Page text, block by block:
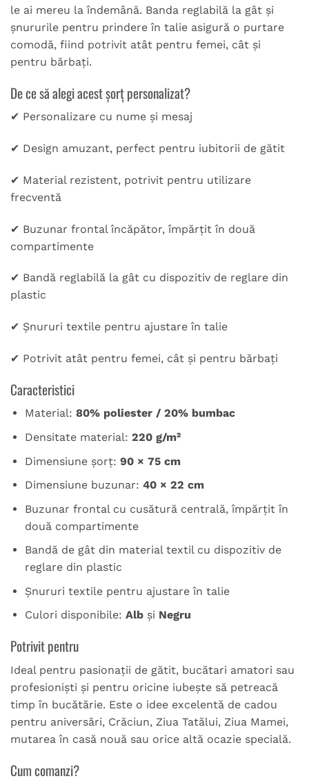
le ai mereu la îndemână. Banda reglabilă la gât și
șnururile pentru prindere în talie asigură o purtare
comodă, fiind potrivit atât pentru femei, cât și
pentru bărbați.
De ce să alegi acest șorț personalizat?
✔ Personalizare cu nume și mesaj
✔ Design amuzant, perfect pentru iubitorii de gătit
✔ Material rezistent, potrivit pentru utilizare
frecventă
✔ Buzunar frontal încăpător, împărțit în două
compartimente
✔ Bandă reglabilă la gât cu dispozitiv de reglare din
plastic
✔ Șnururi textile pentru ajustare în talie
✔ Potrivit atât pentru femei, cât și pentru bărbați
Caracteristici
Material: 80% poliester / 20% bumbac
Densitate material: 220 g/m²
Dimensiune șorț: 90 × 75 cm
Dimensiune buzunar: 40 × 22 cm
Buzunar frontal cu cusătură centrală, împărțit în
două compartimente
Bandă de gât din material textil cu dispozitiv de
reglare din plastic
Șnururi textile pentru ajustare în talie
Culori disponibile: Albși Negru
Potrivit pentru
Ideal pentru pasionații de gătit, bucătari amatori sau
profesioniști și pentru oricine iubește să petreacă
timp în bucătărie. Este o idee excelentă de cadou
pentru aniversări, Crăciun, Ziua Tatălui, Ziua Mamei,
mutarea în casă nouă sau orice altă ocazie specială.
Cum comanzi?